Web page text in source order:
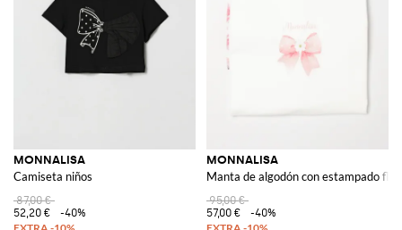
MONNALISA
Camiseta niños
87,00 €
52,20 €
-40%
MONNALISA
Manta de algodón con estampado
95,00 €
57,00 €
-40%